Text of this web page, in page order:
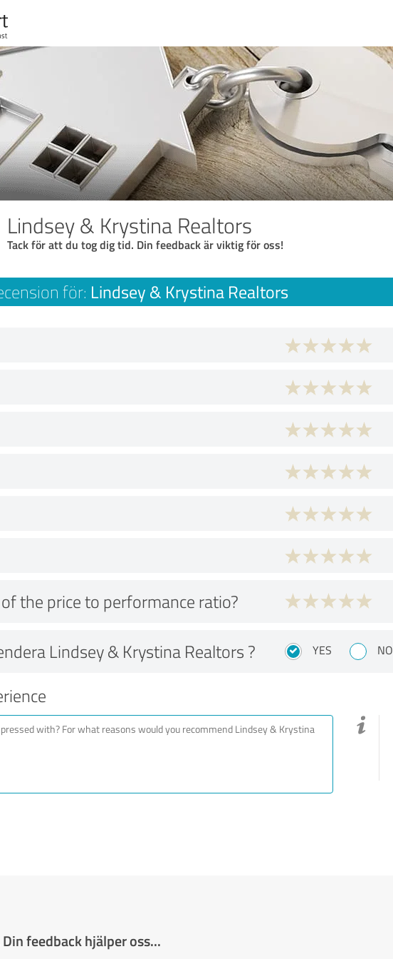
Lindsey & Krystina Realtors
Tack för att du tog dig tid. Din feedback är viktig för oss!
för: Lindsey & Krystina Realtors
the price to performance ratio?
Lindsey & Krystina Realtors ? YES NO
feedback hjälper oss...